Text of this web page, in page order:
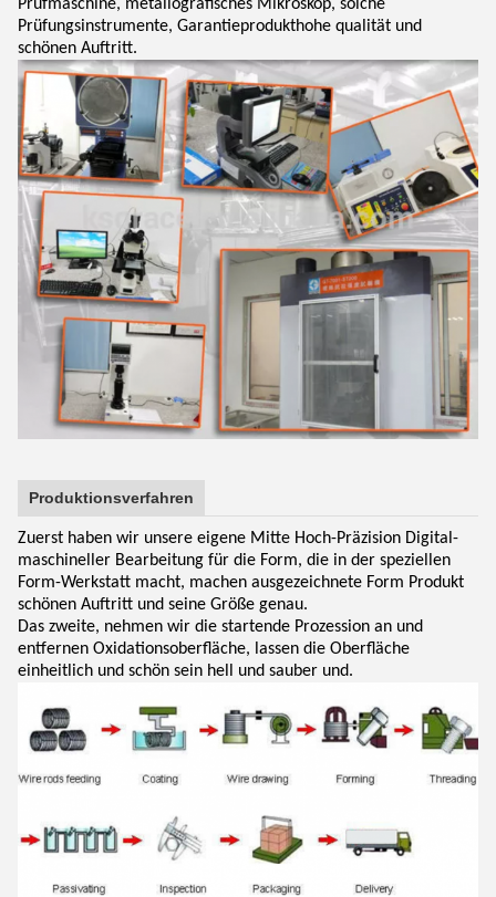
Prüfmaschine, metallografisches Mikroskop, solche
Prüfungsinstrumente, Garantieprodukthohe qualität und
schönen Auftritt.
Produktionsverfahren
Zuerst haben wir unsere eigene Mitte Hoch-Präzision Digital-
maschineller Bearbeitung für die Form, die in der speziellen
Form-Werkstatt macht, machen ausgezeichnete Form Produkt
schönen Auftritt und seine Größe genau.
Das zweite, nehmen wir die startende Prozession an und
entfernen Oxidationsoberfläche, lassen die Oberfläche
einheitlich und schön sein hell und sauber und.